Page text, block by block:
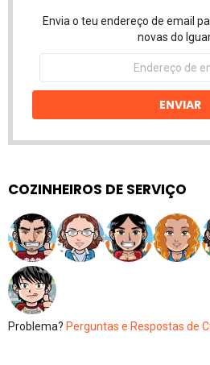
Envia o teu endereço de email
novas do
Endereço
email
ENVIAR
COZINHEIROS DE SERVIÇO
Problema? Perguntas e Respostas de